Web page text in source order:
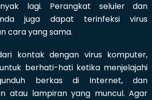
lagi. Perangkat seluler dan
juga dapat terinfeksi virus
cara yang sama.
kontak dengan virus komputer,
berhati-hati ketika menjelajahi
berkas di Internet, dan
atau lampiran yang muncul. Agar